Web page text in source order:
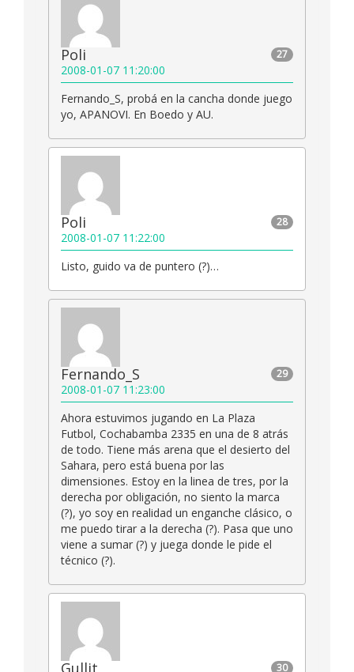
27
Poli
2008-01-07 11:20:00
Fernando_S, probá en la cancha donde juego
yo, APANOVI. En Boedo y AU.
28
Poli
2008-01-07 11:22:00
Listo, guido va de puntero (?)…
29
Fernando_S
2008-01-07 11:23:00
Ahora estuvimos jugando en La Plaza
Futbol, Cochabamba 2335 en una de 8 atrás
de todo. Tiene más arena que el desierto del
Sahara, pero está buena por las
dimensiones. Estoy en la linea de tres, por la
derecha por obligación, no siento la marca
(?), yo soy en realidad un enganche clásico, o
me puedo tirar a la derecha (?). Pasa que uno
viene a sumar (?) y juega donde le pide el
técnico (?).
30
Gullit